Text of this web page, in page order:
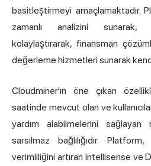
basitleştirmeyi amaçlamaktadır.
zamanlı analizini sunarak,
kolaylaştırarak, finansman
değerleme hizmetleri sunarak
Cloudminer'ın öne çıkan
saatinde mevcut olan ve
yardım alabilmelerini
sarsılmaz bağlılığıdır.
verimliliğini artıran Intellisense ve